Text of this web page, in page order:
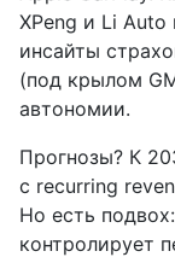
XPeng и Li
инсайты
(под крылом
автономии.
Прогнозы? К
с recurring
Но есть
контролирует